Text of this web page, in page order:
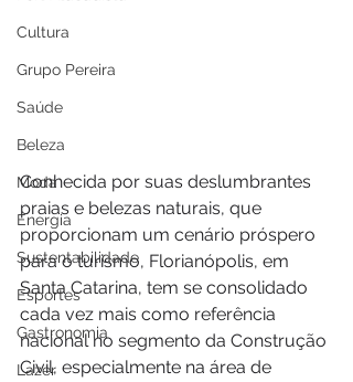
Cultura
Grupo Pereira
Saúde
Beleza
Moda
Energia
Sustentabilidade
Esportes
Gastronomia
Lazer
Conhecida por suas deslumbrantes
praias e belezas naturais, que
proporcionam um cenário próspero
para o turismo, Florianópolis, em
Santa Catarina, tem se consolidado
cada vez mais como referência
nacional no segmento da Construção
Civil, especialmente na área de